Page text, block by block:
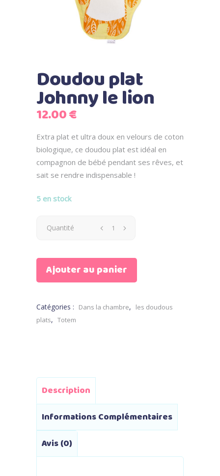
Doudou plat
Johnny le lion
12.00€
Extra plat et ultra doux en velours de coton
biologique, ce doudou plat est idéal en
compagnon de bébé pendant ses rêves, et
sait se rendre indispensable !
5 en stock
Doudou
Johnny
lion
Quantité
Ajouter au panier
Catégories : Dans la chambre,
les doudous
plats, Totem
Description
Informations Complémentaires
Avis (0)